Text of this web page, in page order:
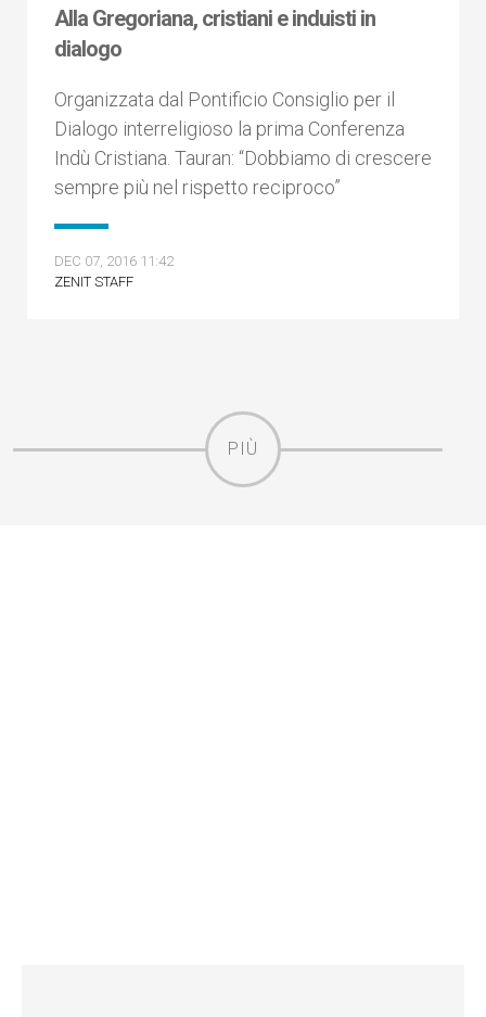
Alla Gregoriana, cristiani e induisti in
dialogo
Organizzata dal Pontificio Consiglio per il
Dialogo interreligioso la prima Conferenza
Indù Cristiana. Tauran: “Dobbiamo di crescere
sempre più nel rispetto reciproco”
DEC 07, 2016 11:42
ZENIT STAFF
PIÙ